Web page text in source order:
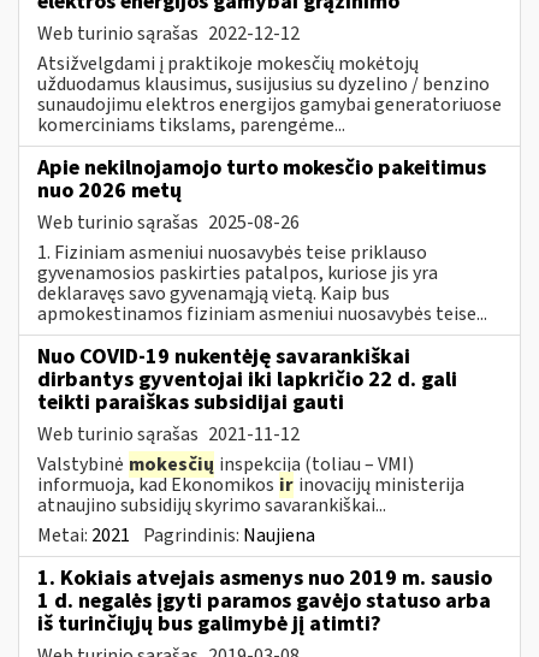
Web turinio sąrašas 2022-12-12
Atsižvelgdami į praktikoje mokesčių mokėtojų
užduodamus klausimus, susijusius su dyzelino / benzino
sunaudojimu elektros energijos gamybai generatoriuose
komerciniams tikslams, parengėme...
Apie nekilnojamojo turto mokesčio pakeitimus
nuo 2026 metų
Web turinio sąrašas 2025-08-26
1. Fiziniam asmeniui nuosavybės teise priklauso
gyvenamosios paskirties patalpos, kuriose jis yra
deklaravęs savo gyvenamąją vietą. Kaip bus
apmokestinamos fiziniam asmeniui nuosavybės teise...
Nuo COVID-19 nukentėję savarankiškai
dirbantys gyventojai iki lapkričio 22 d. gali
teikti paraiškas subsidijai gauti
Web turinio sąrašas 2021-11-12
Valstybinė mokesčių inspekcija (toliau – VMI)
informuoja, kad Ekonomikos ir inovacijų ministerija
atnaujino subsidijų skyrimo savarankiškai...
Metai: 2021 Pagrindinis: Naujiena
1. Kokiais atvejais asmenys nuo 2019 m. sausio
1 d. negalės įgyti paramos gavėjo statuso arba
iš turinčiųjų bus galimybė jį atimti?